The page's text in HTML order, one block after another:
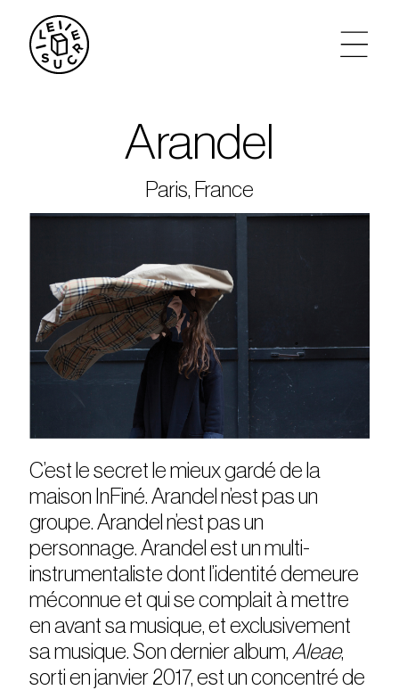
agenda
tickets
le sucre max
partenariats
privatisations
Arandel
Paris, France
C’est le secret le mieux gardé de la
maison InFiné. Arandel n’est pas un
groupe. Arandel n’est pas un
personnage. Arandel est un multi-
instrumentaliste dont l’identité demeure
méconnue et qui se complait à mettre
en avant sa musique, et exclusivement
sa musique. Son dernier album, Aleae,
sorti en janvier 2017, est un concentré de